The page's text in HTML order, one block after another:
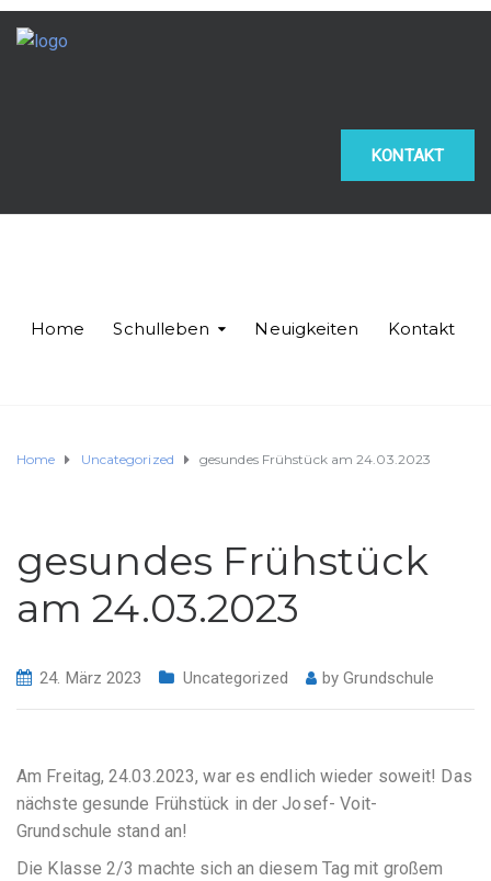
KONTAKT
Home Schulleben Neuigkeiten Kontakt
Home Uncategorized gesundes Frühstück am 24.03.2023
gesundes Frühstück
am 24.03.2023
24. März 2023 Uncategorized byGrundschule
Am Freitag, 24.03.2023, war es endlich wieder soweit! Das
nächste gesunde Frühstück in der Josef- Voit-
Grundschule stand an!
Die Klasse 2/3 machte sich an diesem Tag mit großem